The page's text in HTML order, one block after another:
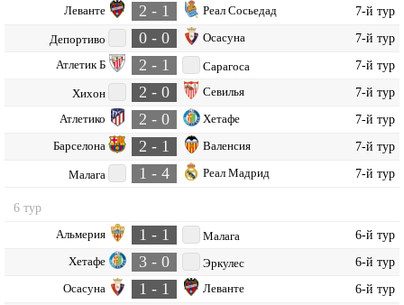
Леванте 2 - 1 Реал Сосьедад 7-й тур
Депортиво 0 - 0 Осасуна 7-й тур
Атлетик Б 2 - 1 Сарагоса 7-й тур
Хихон 2 - 0 Севилья 7-й тур
Атлетико 2 - 0 Хетафе 7-й тур
Барселона 2 - 1 Валенсия 7-й тур
Малага 1 - 4 Реал Мадрид 7-й тур
6 тур
Альмерия 1 - 1 Малага 6-й тур
Хетафе 3 - 0 Эркулес 6-й тур
Осасуна 1 - 1 Леванте 6-й тур